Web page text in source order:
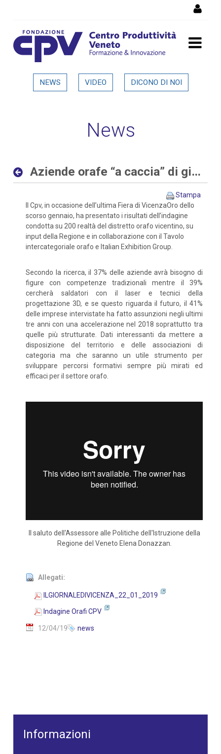
Aziende orafe “a caccia” di
digitali che tradizionali -
NEWS VIDEO DICONO DI NOI
News
Aziende orafe “a caccia” di giovani sia con competenze digitali che tradizionali
Stampa
Il Cpv, in occasione dell’ultima Fiera di VicenzaOro dello
scorso gennaio, ha presentato i risultati dell’indagine
condotta su 200 realtà del distretto orafo vicentino, su
input della Regione e in collaborazione con il Tavolo
intercategoriale orafo e Italian Exhibition Group.
Secondo la ricerca, il 37% delle aziende avrà bisogno di
figure con competenze tradizionali mentre il 39%
cercherà saldatori con il laser e tecnici della
progettazione 3D, e se questo riguarda il futuro, il 41%
delle imprese intervistate ha fatto assunzioni negli ultimi
tre anni con una accelerazione nel 2018 soprattutto tra
quelle più strutturate. Dati interessanti da mettere a
disposizione del territorio e delle associazioni di
categoria ma che saranno un utile strumento per
sviluppare percorsi formativi sempre più mirati ed
efficaci per il settore orafo.
Il saluto dell'Assessore alle Politiche dell'Istruzione della
Regione del Veneto Elena Donazzan.
Allegati:
ILGIORNALEDIVICENZA_22_01_2019
Indagine Orafi CPV
12/04/19 news
Informazioni